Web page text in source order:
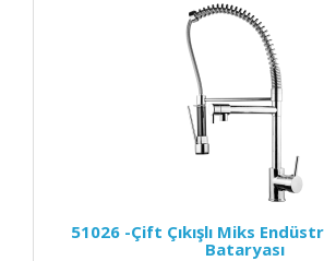
51026 -Çift Çıkışlı Miks
Bataryası